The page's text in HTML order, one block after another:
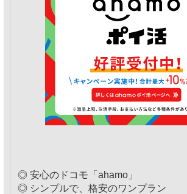
◎ 安心のドコモ「ahamo」
◎ シンプルで、格安のワンプラン